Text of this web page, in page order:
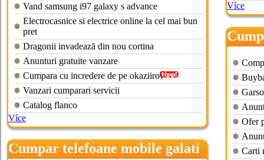
Vand samsung i97 galaxy s advance
Electrocasnice si electrice online la cel mai bun
pret
Dragonii invadează din nou cortina
Anunturi gratuite vanzare
Cumpara cu incredere de pe okaziiro
Vanzari cumparari servicii
Catalog flanco
Více
Cumpar telefoane mobile galati
Více
Ofer
Carti